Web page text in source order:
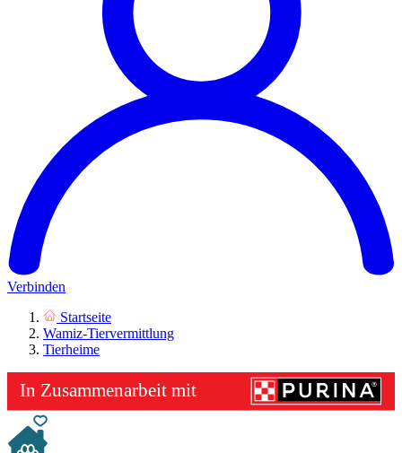
Verbinden
Startseite
Wamiz-Tiervermittlung
Tierheime